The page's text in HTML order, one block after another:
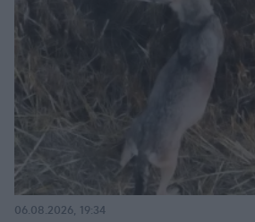
06.08.2026, 19:34